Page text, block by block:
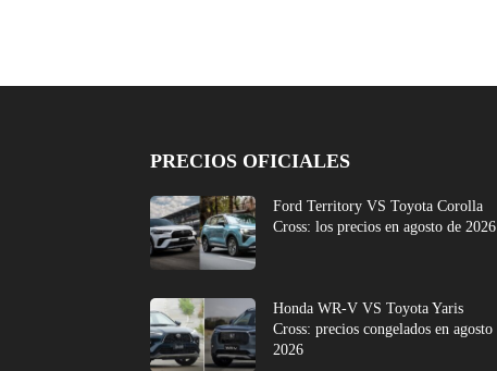
PRECIOS OFICIALES
Ford Territory VS Toyota Corolla
Cross: los precios en agosto de 2026
Honda WR-V VS Toyota Yaris
Cross: precios congelados en agosto
2026